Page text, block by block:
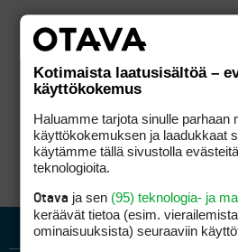
Kotimaista laatusisältöä –
käyttökokemus
Haluamme tarjota sinulle parhaan
käyttökokemuksen ja laadukkaat
käytämme tällä sivustolla
teknologioita.
Otava ja sen (95) teknologia- ja
keräävät tietoa (esim.
ominaisuuk­sista) seuraaviin